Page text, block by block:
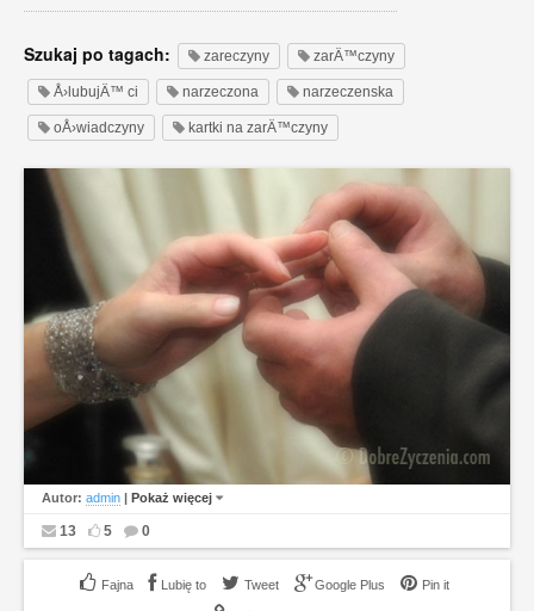
Szukaj po tagach: zareczyny zarÄ™czyny
Å›lubujÄ™ ci narzeczona narzeczenska
oÅ›wiadczyny kartki na zarÄ™czyny
Autor: admin | Pokaż więcej
13 5 0
Lubię to Tweet Google Plus Pin it